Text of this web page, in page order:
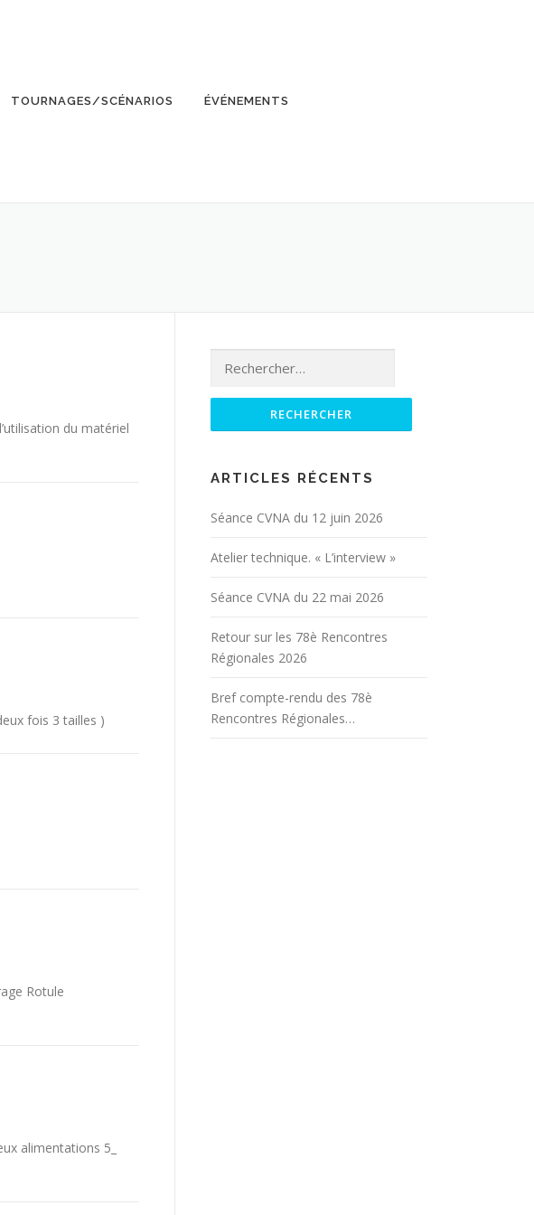
TOURNAGES/SCÉNARIOS ÉVÉNEMENTS
du matériel
fois 3 tailles )
Rotule
alimentations 5_
Rechercher :
ARTICLES RÉCENTS
Séance CVNA du 12 juin 2026
Atelier technique. « L’interview »
Séance CVNA du 22 mai 2026
Retour sur les 78è Rencontres
Régionales 2026
Bref compte-rendu des 78è
Rencontres Régionales…